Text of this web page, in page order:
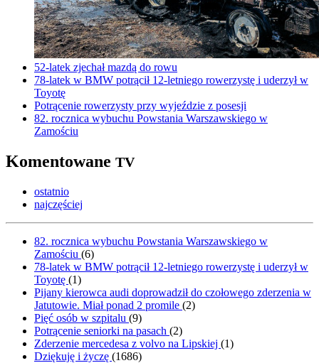
52-latek zjechał mazdą do rowu
78-latek w BMW potrącił 12-letniego rowerzystę i uderzył w
Toyotę
Potrącenie rowerzysty przy wyjeździe z posesji
82. rocznica wybuchu Powstania Warszawskiego w
Zamościu
Komentowane TV
ostatnio
najczęściej
82. rocznica wybuchu Powstania Warszawskiego w
Zamościu (6)
78-latek w BMW potrącił 12-letniego rowerzystę i uderzył w
Toyotę (1)
Pijany kierowca audi doprowadził do czołowego zderzenia w
Jatutowie. Miał ponad 2 promile (2)
Pięć osób w szpitalu (9)
Potrącenie seniorki na pasach (2)
Zderzenie mercedesa z volvo na Lipskiej (1)
Dziękuję i życzę (1686)